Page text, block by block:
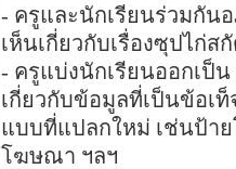
- ครูและนักเรียนร่วมกัน
เห็นเกี่ยวกับเรื่องซุปไก่
- ครูแบ่งนักเรียนออกเป็น
เกี่ยวกับข้อมูลที่เป็นข้อเ
แบบที่แปลกใหม่ เช่นป้า
โฆษณา ฯลฯ